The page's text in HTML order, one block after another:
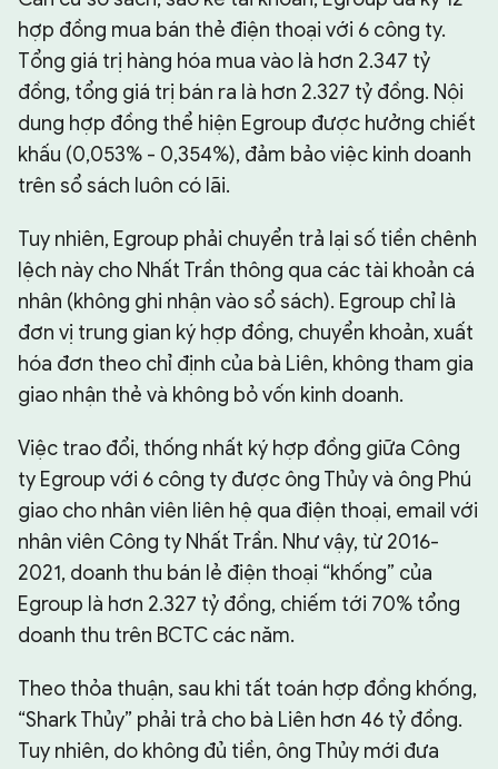
hợp đồng mua bán thẻ điện thoại với 6 công ty.
Tổng giá trị hàng hóa mua vào là hơn 2.347 tỷ
đồng, tổng giá trị bán ra là hơn 2.327 tỷ đồng. Nội
dung hợp đồng thể hiện Egroup được hưởng chiết
khấu (0,053% - 0,354%), đảm bảo việc kinh doanh
trên sổ sách luôn có lãi.
Tuy nhiên, Egroup phải chuyển trả lại số tiền chênh
lệch này cho Nhất Trần thông qua các tài khoản cá
nhân (không ghi nhận vào sổ sách). Egroup chỉ là
đơn vị trung gian ký hợp đồng, chuyển khoản, xuất
hóa đơn theo chỉ định của bà Liên, không tham gia
giao nhận thẻ và không bỏ vốn kinh doanh.
Việc trao đổi, thống nhất ký hợp đồng giữa Công
ty Egroup với 6 công ty được ông Thủy và ông Phú
giao cho nhân viên liên hệ qua điện thoại, email với
nhân viên Công ty Nhất Trần. Như vậy, từ 2016-
2021, doanh thu bán lẻ điện thoại “khống” của
Egroup là hơn 2.327 tỷ đồng, chiếm tới 70% tổng
doanh thu trên BCTC các năm.
Theo thỏa thuận, sau khi tất toán hợp đồng khống,
“Shark Thủy” phải trả cho bà Liên hơn 46 tỷ đồng.
Tuy nhiên, do không đủ tiền, ông Thủy mới đưa